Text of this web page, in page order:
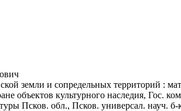
земли и сопредельных территорий :
объектов культурного наследия, Гос.
Псков. обл., Псков. универсал. науч.